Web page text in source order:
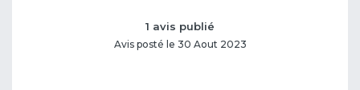
1 avis publié
Avis posté le 30 Aout 2023